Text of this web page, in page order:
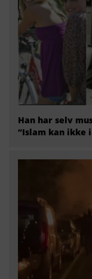
Han har selv
“Islam kan ikke